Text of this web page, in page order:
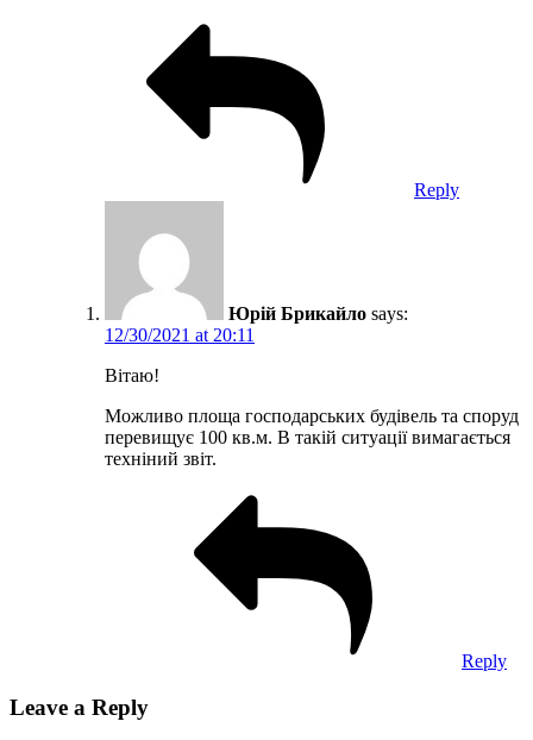
Reply
Юрій Брикайло says:
12/30/2021 at 20:11
Вітаю!
Можливо площа господарських будівель та споруд
перевищує 100 кв.м. В такій ситуації вимагається
техніний звіт.
Reply
Leave a Reply